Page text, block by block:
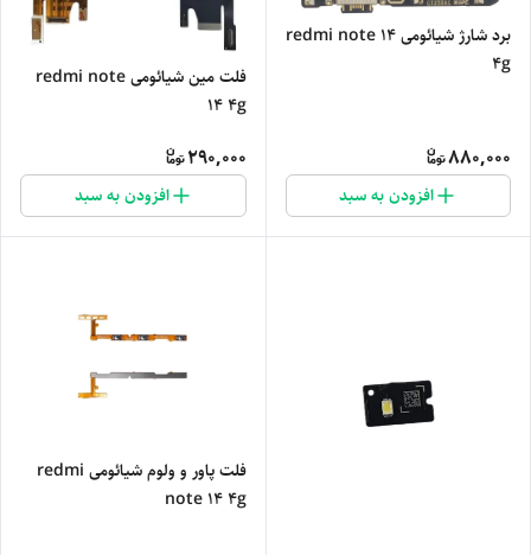
برد شارژ شیائومی redmi note 14
4g
880,000
افزودن به سبد
فلت مین شیائومی redmi note
14 4g
290,000
افزودن به سبد
فلت پاور و ولوم شیائومی redmi
note 14 4g